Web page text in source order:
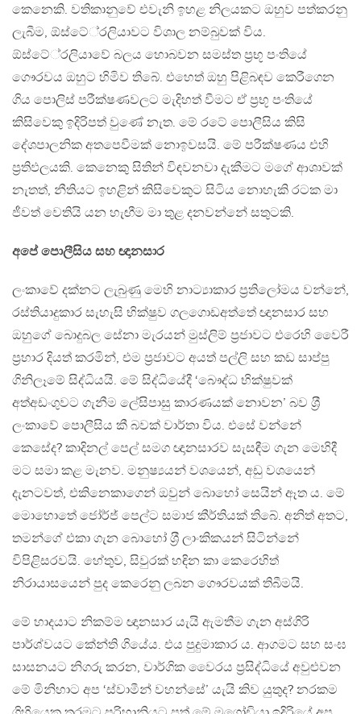
කෙනෙකි. වතිකානුවේ එවැනි ඉහළ නිලයකට ඔහුව පත්කරනු
ලැබීම, ඕස්ටේ‍්‍රලියාවට විශාල නම්බුවක් විය.
ඕස්ටේ‍්‍රලියාවේ බලය හොබවන සමස්ත ප‍්‍රභූ පංතියේ
ගෞරවය ඔහුට හිමිව තිබේ. එහෙත් ඔහු පිළිබඳව කෙරීගෙන
ගිය පොලිස් පරීක්ෂණවලට මැදිහත් වීමට ඒ ප‍්‍රභූ පංතියේ
කිසිවෙකු ඉදිරිපත් වුණේ නැත. මේ රටේ පොලීසිය කිසි
දේශපාලනික අතපෙවීමක් නොඉවසයි. මේ පරීක්ෂණය එහි
ප‍්‍රතිඵලයකි. කෙනෙකු සිතින් විඳවනවා දැකීමට මගේ ආශාවක්
නැතත්, නීතියට ඉහළින් කිසිවෙකුට සිටිය නොහැකි රටක මා
ජීවත් වෙතියි යන හැඟීම මා තුළ දනවන්නේ සතුටකි.
අපේ පොලීසිය සහ ඥානසාර
ලංකාවේ දක්නට ලැබුණු මෙහි නාට්‍යාකාර ප‍්‍රතිලෝමය වන්නේ,
රස්තියාදුකාර සැහැසි භික්ෂුව ගලගොඩඅත්තේ ඥානසාර සහ
ඔහුගේ බොදුබල සේනා මැරයන් මුස්ලිම් ප‍්‍රජාවට එරෙහි වෛරී
ප‍්‍රහාර දියත් කරමින්, එම ප‍්‍රජාවට අයත් පල්ලි සහ කඩ සාප්පු
ගිනිලෑමේ සිද්ධියයි. මේ සිද්ධියේදී ‘බෞද්ධ භික්ෂුවක්
අත්අඩංගුවට ගැනීම ලේසිපාසු කාරණයක් නොවන’ බව ශ‍්‍රී
ලංකාවේ පොලීසිය කී බවක් වාර්තා විය. එසේ වන්නේ
කෙසේද? කාදිනල් පෙල් සමග ඥානසාරව සැසඳීම ගැන මෙහිදී
මට සමා කළ මැනව. මනුෂ්‍යයන් වශයෙන්, අඩු වශයෙන්
දැනටවත්, එකිනෙකාගෙන් ඔවුන් බොහෝ සෙයින් ඈත ය. මේ
මොහොතේ ජෝර්ජ් පෙල්ට සමාජ කීර්තියක් තිබේ. අනිත් අතට,
තමන්ගේ එකා ගැන බොහෝ ශ‍්‍රී ලාංකිකයන් සිටින්නේ
විපිළිසරවයි. හේතුව, සිවුරක් හඳින කා කෙරෙහිත්
නිරායාසයෙන් පුද කෙරෙනු ලබන ගෞරවයක් තිබීමයි.
මේ හාදයාට නිකම්ම ඥානසාර යැයි ඇමතීම ගැන අස්ගිරි
පාර්ශ්වයට කේන්ති ගියේය. එය පුදුමාකාර ය. ආගමට සහ සංඝ
සාසනයට නිගරු කරන, වාර්ගික වෛරය ප‍්‍රසිද්ධියේ අවුළුවන
මේ මිනිහාට අප ‘ස්වාමීන් වහන්සේ’ යැයි කිව යුතුද? නරකම